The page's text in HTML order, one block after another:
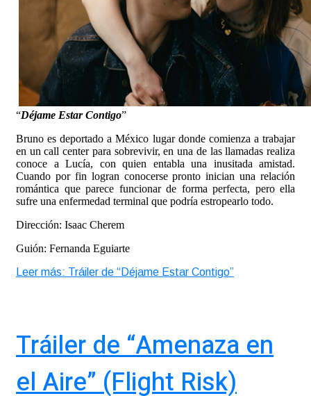
“Déjame Estar Contigo”
Bruno es deportado a México lugar donde comienza a trabajar
en un call center para sobrevivir, en una de las llamadas realiza
conoce a Lucía, con quien entabla una inusitada amistad.
Cuando por fin logran conocerse pronto inician una relación
romántica que parece funcionar de forma perfecta, pero ella
sufre una enfermedad terminal que podría estropearlo todo.
Dirección: Isaac Cherem
Guión: Fernanda Eguiarte
Leer más: Tráiler de “Déjame Estar Contigo”
Tráiler de “Amenaza en
el Aire” (Flight Risk)